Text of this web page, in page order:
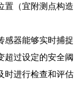
置（宜附测点构造
感器能够实时捕捉
超过设定的安全阈
时进行检查和评估